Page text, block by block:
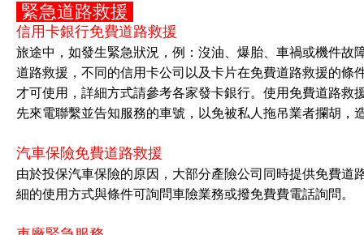
緊急道路救援
信用卡銀行免費道路救援
旅途中，如發生緊急狀況，例：沒油、爆胎、車禍或機件故
道路救援，不同的信用卡公司以及卡片在免費道路救援的條
才可使用，詳細方式請參考各家發卡銀行。使用免費道路救
先來電聯繫並告知服務的車號，以免被私人拖吊業者攔胡，
汽車保險免費道路救援
由於投保汽車保險的原因，大部分產險公司同時提供免費道
細的使用方式與條件可詢問車險業務或撥免費費電話詢問。